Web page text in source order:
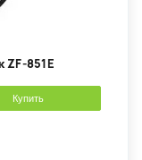
ZF-851E
Купить